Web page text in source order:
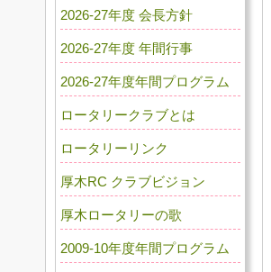
2026-27年度 会長方針
2026-27年度 年間行事
2026-27年度年間プログラム
ロータリークラブとは
ロータリーリンク
厚木RC クラブビジョン
厚木ロータリーの歌
2009-10年度年間プログラム